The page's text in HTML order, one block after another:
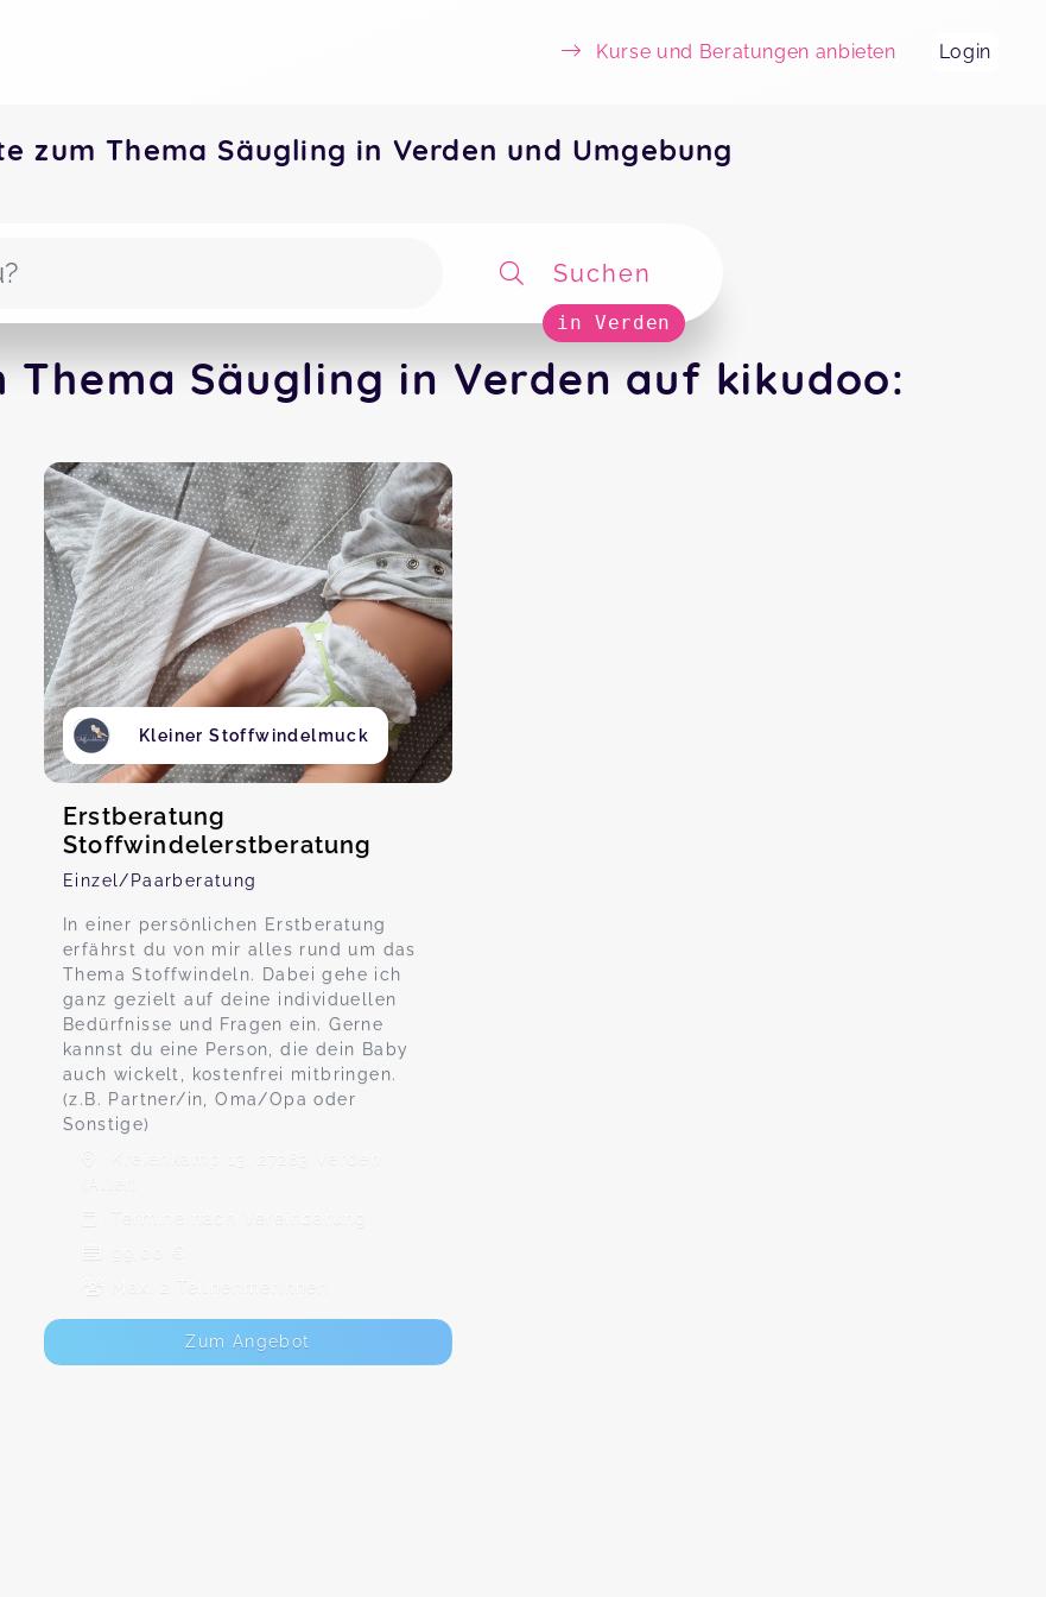
Kurse und Beratungen anbieten Login
zum Thema Säugling in Verden und Umgebung
Suchen
in Verden
Thema Säugling in Verden auf kikudoo:
Kleiner Stoffwindelmuck
Erstberatung
Stoffwindelerstberatung
Einzel/Paarberatung
In einer persönlichen Erstberatung
erfährst du von mir alles rund um das
Thema Stoffwindeln. Dabei gehe ich
ganz gezielt auf deine individuellen
Bedürfnisse und Fragen ein. Gerne
kannst du eine Person, die dein Baby
auch wickelt, kostenfrei mitbringen.
(z.B. Partner/in, Oma/Opa oder
Sonstige)
Kreienkamp 13, 27283 Verden
Termine nach Vereinbarung
99,00 €
Max. 2 TeilnehmerInnen
Zum Angebot